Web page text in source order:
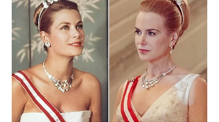
WAHANA
LISTRIK
WAHANA
TRAVEL
WAHANA
TV